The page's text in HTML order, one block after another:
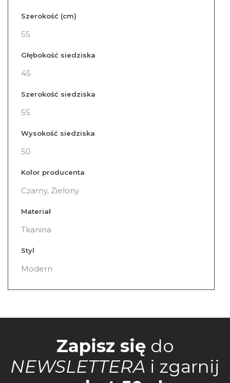
Szerokość (cm)
55
Głębokość siedziska
45
Szerokość siedziska
55
Wysokość siedziska
50
Kolor producenta
Czarny, Zielony
Materiał
Tkanina
Styl
Modern
Zapisz siędo
NEWSLETTERA i zgarnij